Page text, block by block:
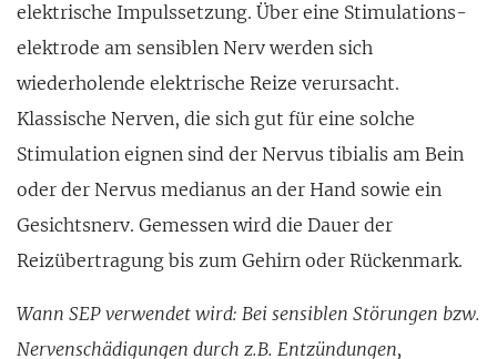
elektrische Impuls­setzung. Über eine Stimulations­
elektrode am sensiblen Nerv werden sich
wiederholende elektrische Reize verursacht.
Klassische Nerven, die sich gut für eine solche
Stimu­lation eignen sind der Nervus tibialis am Bein
oder der Nervus medianus an der Hand sowie ein
Gesichtsnerv. Gemes­sen wird die Dauer der
Reizübertra­gung bis zum Gehirn oder Rückenmark.
Wann SEP verwendet wird: Bei sen­siblen Störungen bzw.
Nervenschä­digungen durch z.B. Entzündungen,